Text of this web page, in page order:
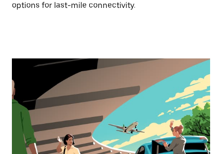
options for last-mile connectivity.